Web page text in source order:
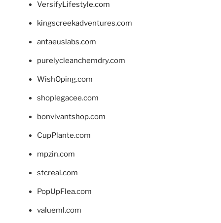
VersifyLifestyle.com
kingscreekadventures.com
antaeuslabs.com
purelycleanchemdry.com
WishOping.com
shoplegacee.com
bonvivantshop.com
CupPlante.com
mpzin.com
stcreal.com
PopUpFlea.com
valueml.com